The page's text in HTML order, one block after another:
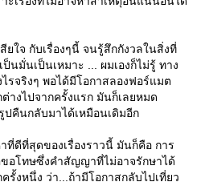
ยใจ กับเรื่องๆนี้ จนรู้สึกกังวลในสิ่งที่
นมั่นเป็นเหมาะ ... ผมเองก็ไม่รู้ ทาง
รจริงๆ พอได้มีโอกาสลองฟอร์แมต
งไปจากครั้งแรก มันก็เลยหมด
คืนกลับมาได้เหมือนเดิมอีก
ดีที่สุดของเรื่องราวนี้ มันก็คือ การ
อโทษซึ่งคำสัญญาที่ไม่อาจรักษาได้
งหนึ่ง ว่า...ถ้ามีโอกาสกลับไปเที่ยว